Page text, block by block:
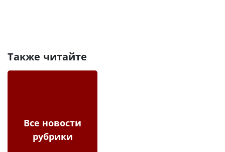
Также читайте
Все новости
рубрики